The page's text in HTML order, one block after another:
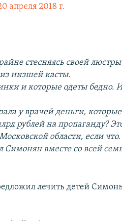
апреля 2018 г.
стесняясь своей люстры
низшей касты.
и которые одеты бедно.
у врачей деньги,
рублей на пропаганду?
области, если что.
Симонян вместе со всей
лечить детей